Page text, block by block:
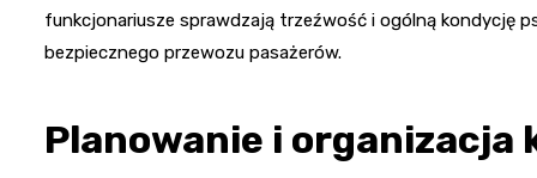
funkcjonariusze sprawdzają trzeźwość i ogólną kondycję
bezpiecznego przewozu pasażerów.
Planowanie i organizacja